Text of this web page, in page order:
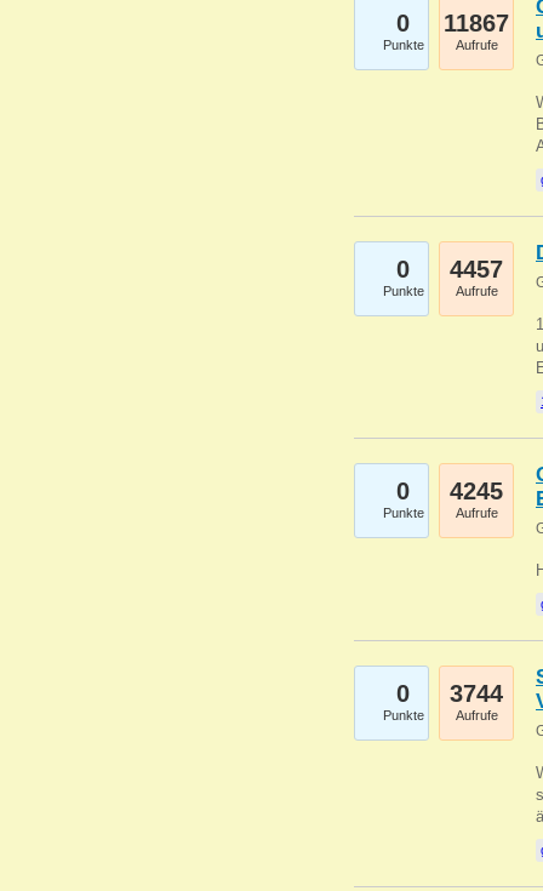
0
Punkte
11867
Aufrufe
0
Punkte
4457
Aufrufe
0
Punkte
4245
Aufrufe
0
Punkte
3744
Aufrufe